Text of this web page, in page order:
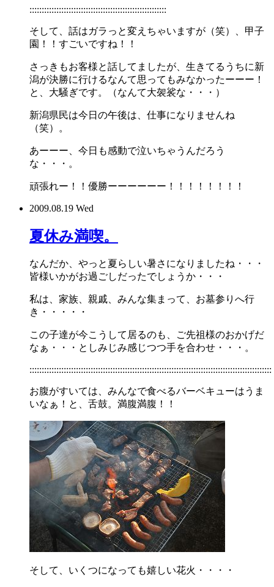
::::::::::::::::::::::::::::::::::::::::::::::::::::::::
そして、話はガラっと変えちゃいますが（笑）、甲子
園！！すごいですね！！
さっきもお客様と話してましたが、生きてるうちに新
潟が決勝に行けるなんて思ってもみなかったーーー！
と、大騒ぎです。（なんて大袈裟な・・・）
新潟県民は今日の午後は、仕事になりませんね
（笑）。
あーーー、今日も感動で泣いちゃうんだろう
な・・・。
頑張れー！！優勝ーーーーーー！！！！！！！！
2009.08.19 Wed
夏休み満喫。
なんだか、やっと夏らしい暑さになりましたね・・・
皆様いかがお過ごしだったでしょうか・・・
私は、家族、親戚、みんな集まって、お墓参りへ行
き・・・・・
この子達が今こうして居るのも、ご先祖様のおかげだ
なぁ・・・としみじみ感じつつ手を合わせ・・・。
:::::::::::::::::::::::::::::::::::::::::::::::::::::::::::::::::::::::::::::::::::::::::::::::::::
お腹がすいては、みんなで食べるバーベキューはうま
いなぁ！と、舌鼓。満腹満腹！！
そして、いくつになっても嬉しい花火・・・・